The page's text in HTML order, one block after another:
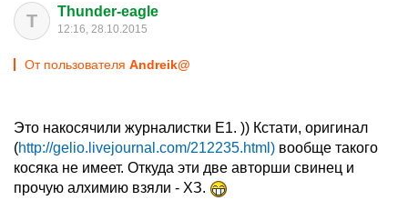
T Thunder-eagle
12:16, 28.10.2015
От пользователя Andreik@
Это накосячили журналистки Е1. )) Кстати, оригинал
(http://gelio.livejournal.com/212235.html) вообще такого
косяка не имеет. Откуда эти две авторши свинец и
прочую алхимию взяли - ХЗ.